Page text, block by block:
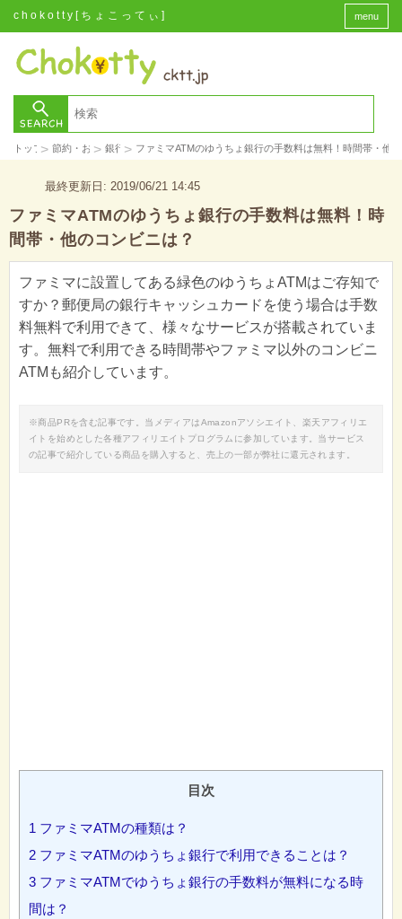
chokotty[ちょこってぃ] menu
トップ> 節約・お金
> 銀行> ファミマATMのゆうちょ銀行の手数料は無料！時間帯・他
最終更新日: 2019/06/21 14:45
ファミマATMのゆうちょ銀行の手数料は無料！時
間帯・他のコンビニは？
ファミマに設置してある緑色のゆうちょATMはご存知で
すか？郵便局の銀行キャッシュカードを使う場合は手数
料無料で利用できて、様々なサービスが搭載されていま
す。無料で利用できる時間帯やファミマ以外のコンビニ
ATMも紹介しています。
※商品PRを含む記事です。当メディアはAmazonアソシエイト、楽天アフィリエ
イトを始めとした各種アフィリエイトプログラムに参加しています。当サービス
の記事で紹介している商品を購入すると、売上の一部が弊社に還元されます。
目次
1 ファミマATMの種類は？
2 ファミマATMのゆうちょ銀行で利用できることは？
3 ファミマATMでゆうちょ銀行の手数料が無料になる時
間は？